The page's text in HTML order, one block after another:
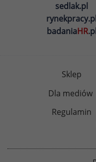
sedlak.pl
rynekpracy.pl
badaniaHR.pl
Sklep
Dla mediów
Regulamin